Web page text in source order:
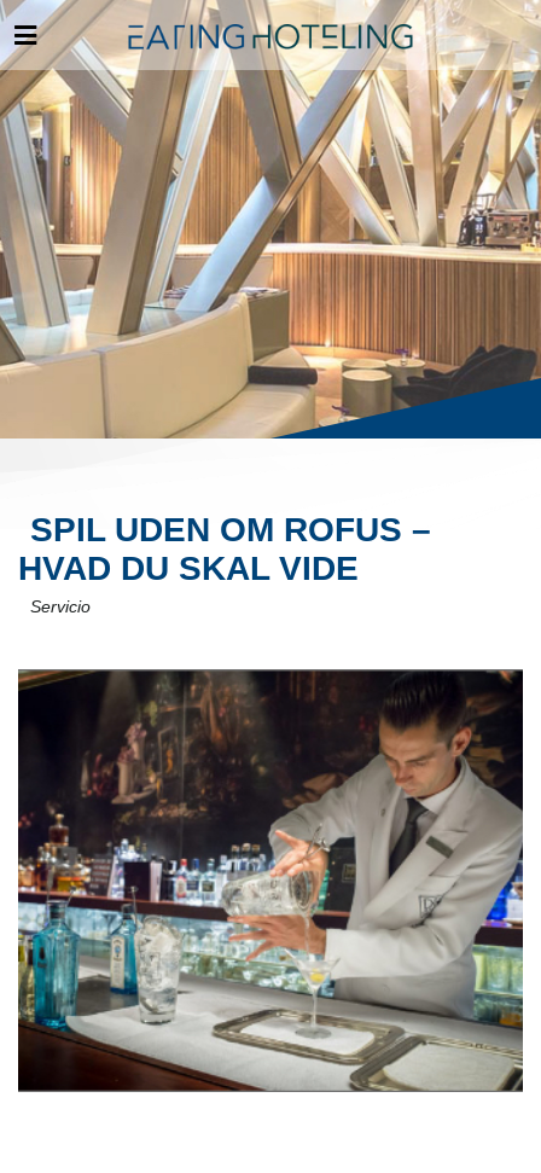
SPIL UDEN OM ROFUS –
HVAD DU SKAL VIDE
Servicio